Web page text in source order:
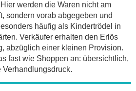
werden die Waren nicht am
sondern vorab abgegeben und
häufig als Kindertrödel in
Verkäufer erhalten den Erlös
abzüglich einer kleinen Provision.
fast wie Shoppen an: übersichtlich,